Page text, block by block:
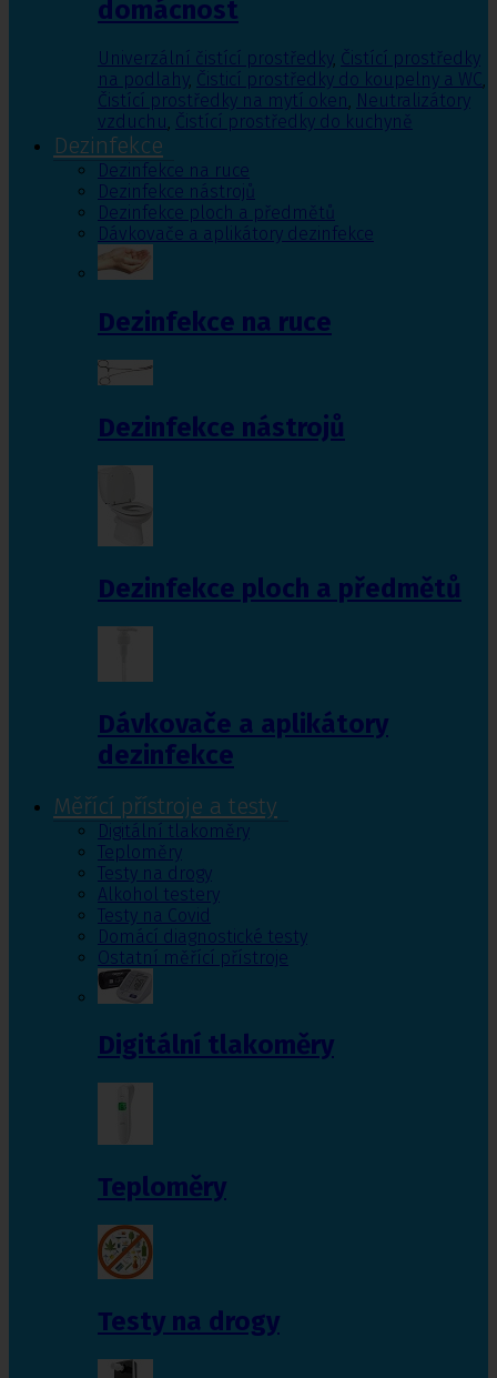
domácnost
Univerzální čistící prostředky, Čistící prostředky
na podlahy, Čisticí prostředky do koupelny a WC,
Čistící prostředky na mytí oken, Neutralizátory
vzduchu, Čistící prostředky do kuchyně
Dezinfekce
Dezinfekce na ruce
Dezinfekce nástrojů
Dezinfekce ploch a předmětů
Dávkovače a aplikátory dezinfekce
Dezinfekce na ruce
Dezinfekce nástrojů
Dezinfekce ploch a předmětů
Dávkovače a aplikátory
dezinfekce
Měřící přístroje a testy
Digitální tlakoměry
Teploměry
Testy na drogy
Alkohol testery
Testy na Covid
Domácí diagnostické testy
Ostatní měřící přístroje
Digitální tlakoměry
Teploměry
Testy na drogy